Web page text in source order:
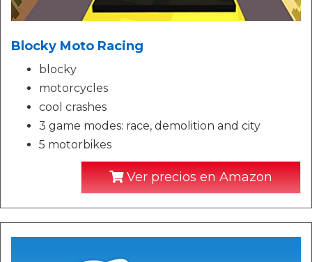
Blocky Moto Racing
blocky
motorcycles
cool crashes
3 game modes: race, demolition and city
5 motorbikes
Ver precios en Amazon